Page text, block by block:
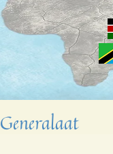
Generalaat